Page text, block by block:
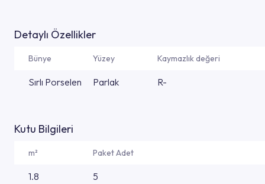
Detaylı Özellikler
Bünye Yüzey Kaymazlık değeri
Sırlı Porselen Parlak R-
Kutu Bilgileri
m² Paket Adet
1.8 5